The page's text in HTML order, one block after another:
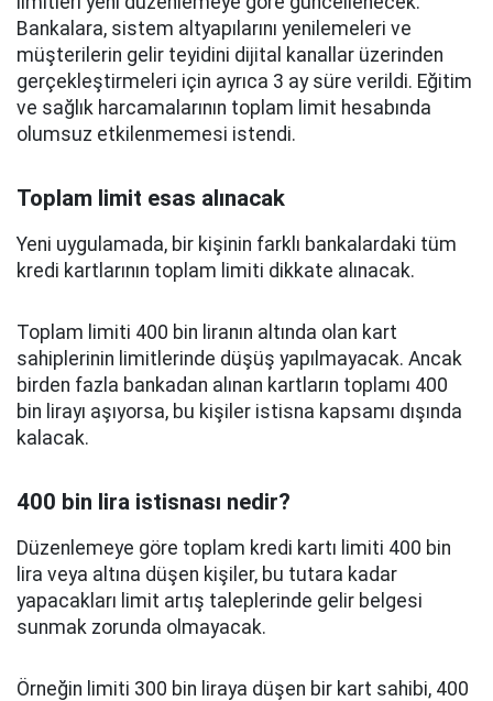
Bankalara, sistem altyapılarını yenilemeleri ve
müşterilerin gelir teyidini dijital kanallar üzerinden
gerçekleştirmeleri için ayrıca 3 ay süre verildi. Eğitim
ve sağlık harcamalarının toplam limit hesabında
olumsuz etkilenmemesi istendi.
Toplam limit esas alınacak
Yeni uygulamada, bir kişinin farklı bankalardaki tüm
kredi kartlarının toplam limiti dikkate alınacak.
Toplam limiti 400 bin liranın altında olan kart
sahiplerinin limitlerinde düşüş yapılmayacak. Ancak
birden fazla bankadan alınan kartların toplamı 400
bin lirayı aşıyorsa, bu kişiler istisna kapsamı dışında
kalacak.
400 bin lira istisnası nedir?
Düzenlemeye göre toplam kredi kartı limiti 400 bin
lira veya altına düşen kişiler, bu tutara kadar
yapacakları limit artış taleplerinde gelir belgesi
sunmak zorunda olmayacak.
Örneğin limiti 300 bin liraya düşen bir kart sahibi, 400